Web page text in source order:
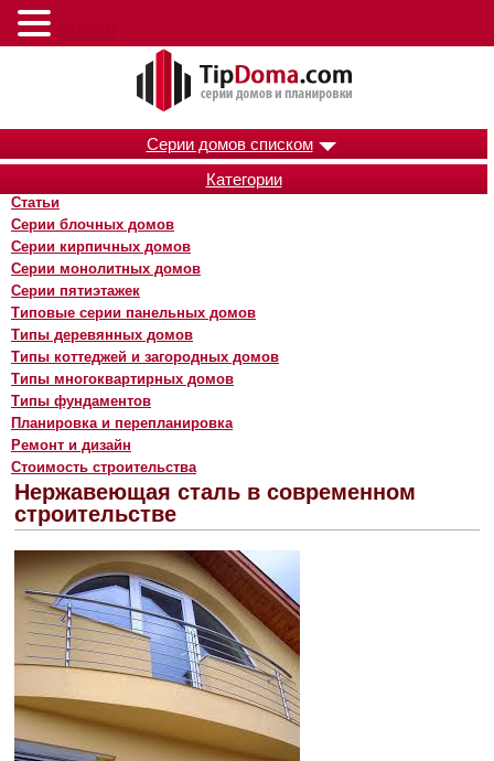
Серии домов списком
Категории
Статьи
Серии блочных домов
Серии кирпичных домов
Серии монолитных домов
Серии пятиэтажек
Типовые серии панельных домов
Типы деревянных домов
Типы коттеджей и загородных домов
Типы многоквартирных домов
Типы фундаментов
Планировка и перепланировка
Ремонт и дизайн
Стоимость строительства
Нержавеющая сталь в современном
строительстве